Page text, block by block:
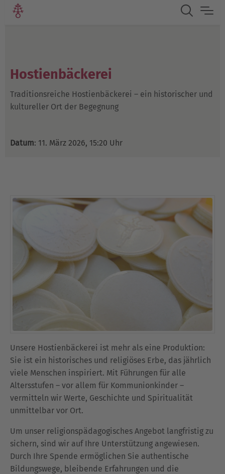
Hostienbäckerei
Traditionsreiche Hostienbäckerei – ein historischer und
kultureller Ort der Begegnung
Datum: 11. März 2026, 15:20 Uhr
Unsere Hostienbäckerei ist mehr als eine Produktion:
Sie ist ein historisches und religiöses Erbe, das jährlich
viele Menschen inspiriert. Mit Führungen für alle
Altersstufen – vor allem für Kommunionkinder –
vermitteln wir Werte, Geschichte und Spiritualität
unmittelbar vor Ort.
Um unser religionspädagogisches Angebot langfristig zu
sichern, sind wir auf Ihre Unterstützung angewiesen.
Durch Ihre Spende ermöglichen Sie authentische
Bildungswege, bleibende Erfahrungen und die